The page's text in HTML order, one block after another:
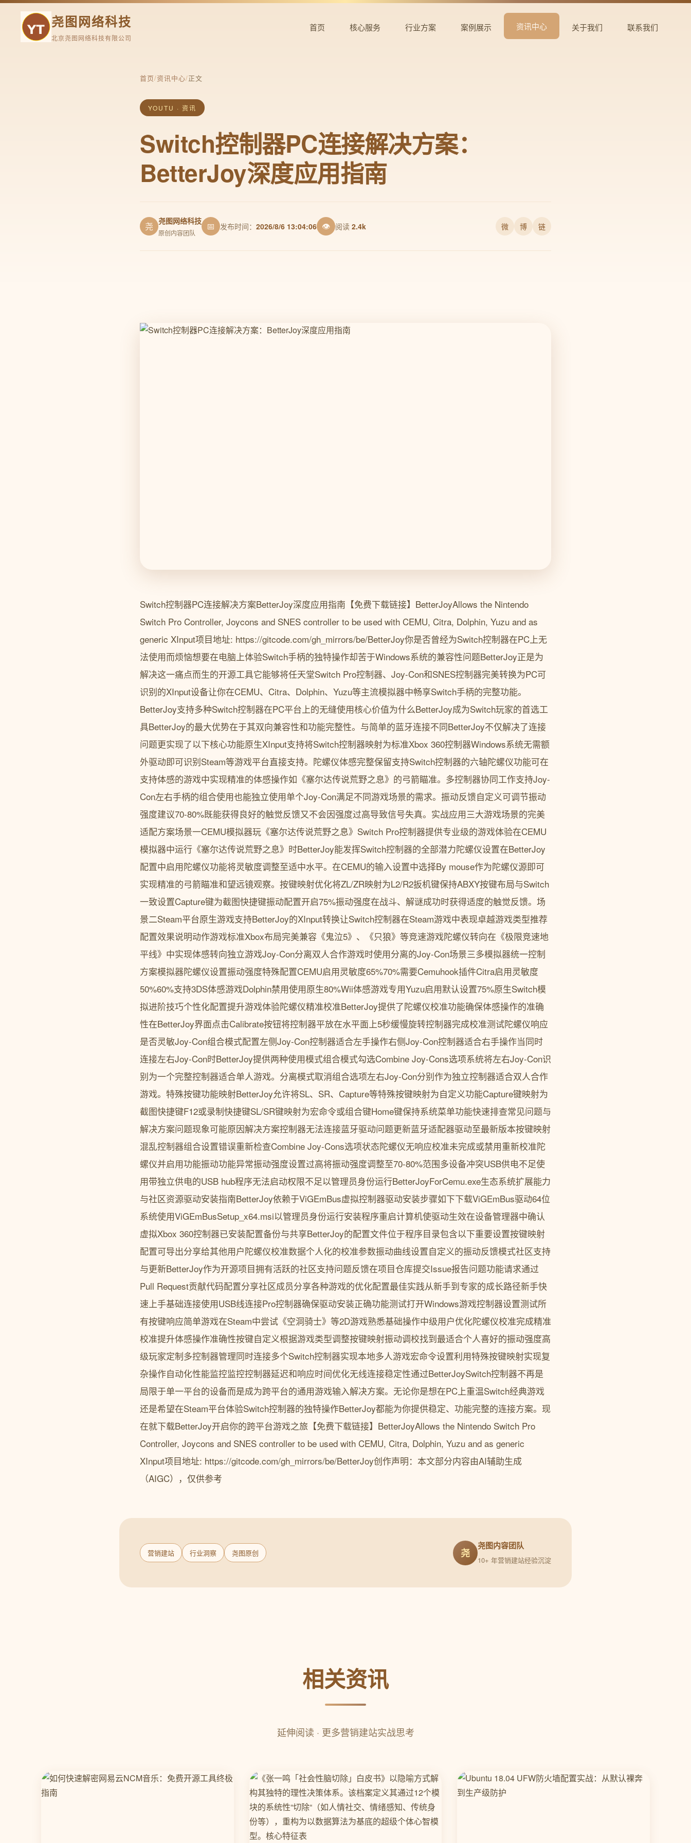
尧图网络科技
北京尧图网络科技有限公司
首页 核心服务 行业方案 案例展示 资讯中心 关于我们 联系我们
首页/资讯中心/正文
YOUTU · 资讯
Switch控制器PC连接解决方案：
BetterJoy深度应用指南
尧 尧图网络科技
原创内容团队
📅 发布时间： 2026/8/6 13:04:06 👁 阅读 2.4k 微 博 链
Switch控制器PC连接解决方案BetterJoy深度应用指南【免费下载链接】BetterJoyAllows the Nintendo
Switch Pro Controller, Joycons and SNES controller to be used with CEMU, Citra, Dolphin, Yuzu and as
generic XInput项目地址: https://gitcode.com/gh_mirrors/be/BetterJoy你是否曾经为Switch控制器在PC上无
法使用而烦恼想要在电脑上体验Switch手柄的独特操作却苦于Windows系统的兼容性问题BetterJoy正是为
解决这一痛点而生的开源工具它能够将任天堂Switch Pro控制器、Joy-Con和SNES控制器完美转换为PC可
识别的XInput设备让你在CEMU、Citra、Dolphin、Yuzu等主流模拟器中畅享Switch手柄的完整功能。
BetterJoy支持多种Switch控制器在PC平台上的无缝使用核心价值为什么BetterJoy成为Switch玩家的首选工
具BetterJoy的最大优势在于其双向兼容性和功能完整性。与简单的蓝牙连接不同BetterJoy不仅解决了连接
问题更实现了以下核心功能原生XInput支持将Switch控制器映射为标准Xbox 360控制器Windows系统无需额
外驱动即可识别Steam等游戏平台直接支持。陀螺仪体感完整保留支持Switch控制器的六轴陀螺仪功能可在
支持体感的游戏中实现精准的体感操作如《塞尔达传说荒野之息》的弓箭瞄准。多控制器协同工作支持Joy-
Con左右手柄的组合使用也能独立使用单个Joy-Con满足不同游戏场景的需求。振动反馈自定义可调节振动
强度建议70-80%既能获得良好的触觉反馈又不会因强度过高导致信号失真。实战应用三大游戏场景的完美
适配方案场景一CEMU模拟器玩《塞尔达传说荒野之息》Switch Pro控制器提供专业级的游戏体验在CEMU
模拟器中运行《塞尔达传说荒野之息》时BetterJoy能发挥Switch控制器的全部潜力陀螺仪设置在BetterJoy
配置中启用陀螺仪功能将灵敏度调整至适中水平。在CEMU的输入设置中选择By mouse作为陀螺仪源即可
实现精准的弓箭瞄准和望远镜观察。按键映射优化将ZL/ZR映射为L2/R2扳机键保持ABXY按键布局与Switch
一致设置Capture键为截图快捷键振动配置开启75%振动强度在战斗、解谜成功时获得适度的触觉反馈。场
景二Steam平台原生游戏支持BetterJoy的XInput转换让Switch控制器在Steam游戏中表现卓越游戏类型推荐
配置效果说明动作游戏标准Xbox布局完美兼容《鬼泣5》、《只狼》等竞速游戏陀螺仪转向在《极限竞速地
平线》中实现体感转向独立游戏Joy-Con分离双人合作游戏时使用分离的Joy-Con场景三多模拟器统一控制
方案模拟器陀螺仪设置振动强度特殊配置CEMU启用灵敏度65%70%需要Cemuhook插件Citra启用灵敏度
50%60%支持3DS体感游戏Dolphin禁用使用原生80%Wii体感游戏专用Yuzu启用默认设置75%原生Switch模
拟进阶技巧个性化配置提升游戏体验陀螺仪精准校准BetterJoy提供了陀螺仪校准功能确保体感操作的准确
性在BetterJoy界面点击Calibrate按钮将控制器平放在水平面上5秒缓慢旋转控制器完成校准测试陀螺仪响应
是否灵敏Joy-Con组合模式配置左侧Joy-Con控制器适合左手操作右侧Joy-Con控制器适合右手操作当同时
连接左右Joy-Con时BetterJoy提供两种使用模式组合模式勾选Combine Joy-Cons选项系统将左右Joy-Con识
别为一个完整控制器适合单人游戏。分离模式取消组合选项左右Joy-Con分别作为独立控制器适合双人合作
游戏。特殊按键功能映射BetterJoy允许将SL、SR、Capture等特殊按键映射为自定义功能Capture键映射为
截图快捷键F12或录制快捷键SL/SR键映射为宏命令或组合键Home键保持系统菜单功能快速排查常见问题与
解决方案问题现象可能原因解决方案控制器无法连接蓝牙驱动问题更新蓝牙适配器驱动至最新版本按键映射
混乱控制器组合设置错误重新检查Combine Joy-Cons选项状态陀螺仪无响应校准未完成或禁用重新校准陀
螺仪并启用功能振动功能异常振动强度设置过高将振动强度调整至70-80%范围多设备冲突USB供电不足使
用带独立供电的USB hub程序无法启动权限不足以管理员身份运行BetterJoyForCemu.exe生态系统扩展能力
与社区资源驱动安装指南BetterJoy依赖于ViGEmBus虚拟控制器驱动安装步骤如下下载ViGEmBus驱动64位
系统使用ViGEmBusSetup_x64.msi以管理员身份运行安装程序重启计算机使驱动生效在设备管理器中确认
虚拟Xbox 360控制器已安装配置备份与共享BetterJoy的配置文件位于程序目录包含以下重要设置按键映射
配置可导出分享给其他用户陀螺仪校准数据个人化的校准参数振动曲线设置自定义的振动反馈模式社区支持
与更新BetterJoy作为开源项目拥有活跃的社区支持问题反馈在项目仓库提交Issue报告问题功能请求通过
Pull Request贡献代码配置分享社区成员分享各种游戏的优化配置最佳实践从新手到专家的成长路径新手快
速上手基础连接使用USB线连接Pro控制器确保驱动安装正确功能测试打开Windows游戏控制器设置测试所
有按键响应简单游戏在Steam中尝试《空洞骑士》等2D游戏熟悉基础操作中级用户优化陀螺仪校准完成精准
校准提升体感操作准确性按键自定义根据游戏类型调整按键映射振动调校找到最适合个人喜好的振动强度高
级玩家定制多控制器管理同时连接多个Switch控制器实现本地多人游戏宏命令设置利用特殊按键映射实现复
杂操作自动化性能监控监控控制器延迟和响应时间优化无线连接稳定性通过BetterJoySwitch控制器不再是
局限于单一平台的设备而是成为跨平台的通用游戏输入解决方案。无论你是想在PC上重温Switch经典游戏
还是希望在Steam平台体验Switch控制器的独特操作BetterJoy都能为你提供稳定、功能完整的连接方案。现
在就下载BetterJoy开启你的跨平台游戏之旅【免费下载链接】BetterJoyAllows the Nintendo Switch Pro
Controller, Joycons and SNES controller to be used with CEMU, Citra, Dolphin, Yuzu and as generic
XInput项目地址: https://gitcode.com/gh_mirrors/be/BetterJoy创作声明：本文部分内容由AI辅助生成
（AIGC），仅供参考
营销建站 行业洞察 尧图原创 尧
尧图内容团队
10+ 年营销建站经验沉淀
相关资讯
延伸阅读 · 更多营销建站实战思考